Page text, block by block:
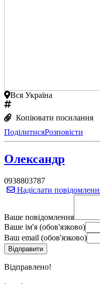
Вся Україна
Копіювати посилання
ПоділитисяРозповісти
Олександр
0938803787
Надіслати
Ваше повідомлення
Ваше ім'я (обов'язково)
Ваш email (обов'язково)
Вiдправлено!